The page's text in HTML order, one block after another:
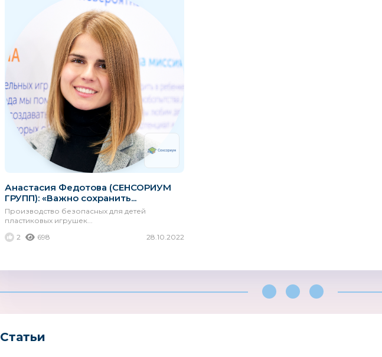
Анастасия Федотова (СЕНСОРИУМ
ГРУПП): «Важно сохранить...
Производство безопасных для детей
пластиковых игрушек...
2
698 28.10.2022
Статьи